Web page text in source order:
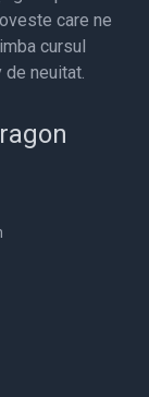
care ne
cursul
neuitat.